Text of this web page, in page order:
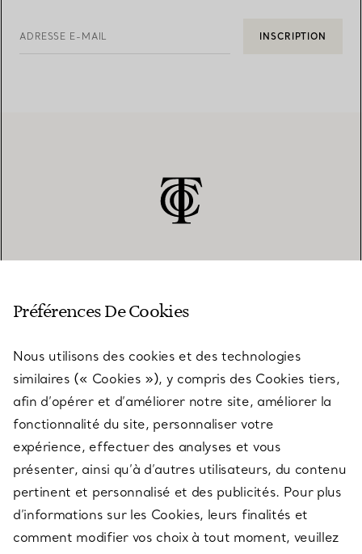
ADRESSE E-MAIL INSCRIPTION
SERVICES
À PROPOS
QUESTIONS LÉGALES
Préférences De Cookies
Nous utilisons des cookies et des technologies
similaires (« Cookies »), y compris des Cookies tiers,
afin d’opérer et d’améliorer notre site, améliorer la
fonctionnalité du site, personnaliser votre
expérience, effectuer des analyses et vous
présenter, ainsi qu’à d’autres utilisateurs, du contenu
pertinent et personnalisé et des publicités. Pour plus
d’informations sur les Cookies, leurs finalités et
comment modifier vos choix à tout moment, veuillez